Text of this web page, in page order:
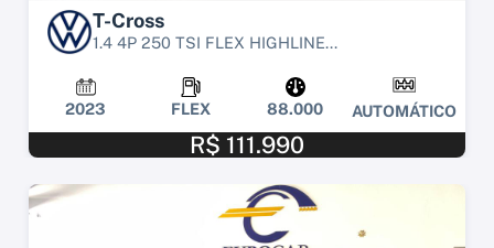
T-Cross
1.4 4P 250 TSI FLEX HIGHLINE...
2023 FLEX 88.000 AUTOMÁTICO
R$ 111.990